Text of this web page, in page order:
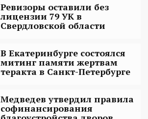
Ревизоры оставили без
лицензии 79 УК в
Свердловской области
В Екатеринбурге состоялся
митинг памяти жертвам
теракта в Санкт-Петербурге
Медведев утвердил правила
софинансирования